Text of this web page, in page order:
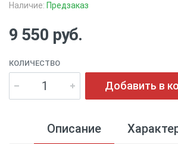
Наличие: Предзаказ
9 550 руб.
КОЛИЧЕСТВО
Добавить в
Описание